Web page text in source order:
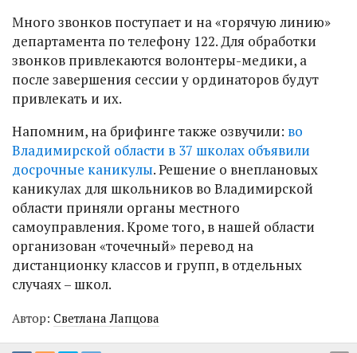
Много звонков поступает и на «горячую линию»
департамента по телефону 122. Для обработки
звонков привлекаются волонтеры-медики, а
после завершения сессии у ординаторов будут
привлекать и их.
Напомним, на брифинге также озвучили: во
Владимирской области в 37 школах объявили
досрочные каникулы. Решение о внеплановых
каникулах для школьников во Владимирской
области приняли органы местного
самоуправления. Кроме того, в нашей области
организован «точечный» перевод на
дистанционку классов и групп, в отдельных
случаях – школ.
Автор: Светлана Лапцова